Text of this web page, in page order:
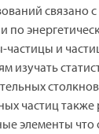
связано
частицы и
изучать
частиц также
элементы что